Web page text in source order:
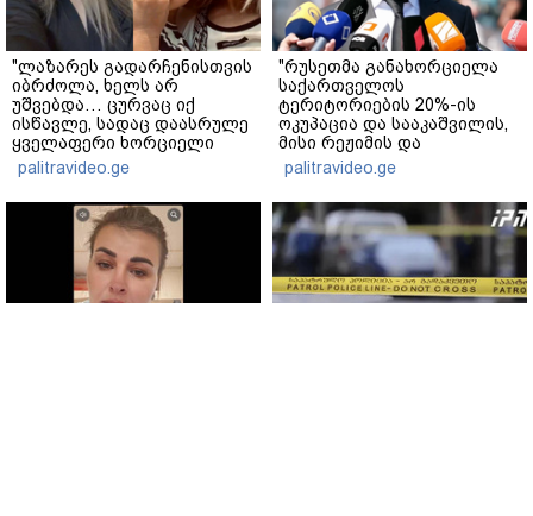
"ლაზარეს გადარჩენისთვის
იბრძოლა, ხელს არ
უშვებდა… ცურვაც იქ
ისწავლე, სადაც დაასრულე
ყველაფერი ხორციელი
ცხოვრებიდან" – რას წერს
ხობში დაღუპული დედა-
შვილის ახლობელი?
palitravideo.ge
"რუსეთმა განახორციელა
საქართველოს
ტერიტორიების 20%-ის
ოკუპაცია და სააკაშვილის,
მისი რეჟიმის და
"ნაცმოძრაობის" ღალატი
ვერანაირად ვერ
გადაფარავს ამ
დანაშაულს" - ირაკლი
კობახიძე
palitravideo.ge